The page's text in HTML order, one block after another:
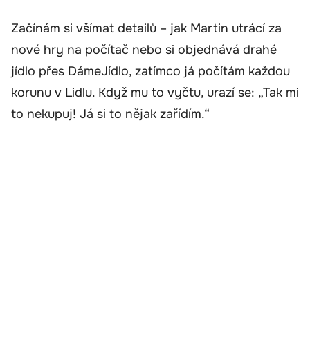
Začínám si všímat detailů – jak Martin utrácí za
nové hry na počítač nebo si objednává drahé
jídlo přes DámeJídlo, zatímco já počítám každou
korunu v Lidlu. Když mu to vyčtu, urazí se: „Tak mi
to nekupuj! Já si to nějak zařídím.“